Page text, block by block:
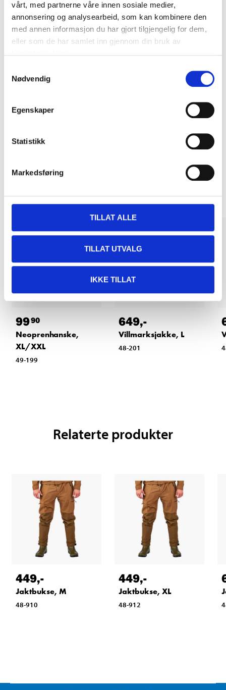
vårt, med partnerne våre innen sosiale medier,
annonsering og analysearbeid, som kan kombinere den
med annen informasjon du har gjort tilgjengelig for dem,
eller som de har samlet inn gjennom din bruk av
Nødvendig
Egenskaper
Statistikk
Markedsføring
TILLAT ALLE
TILLAT UTVALG
IKKE TILLAT
Biltemakortet
DEL OPP DIN BETALING
Andre kunder har også kjøpt
9990
Neoprenhanske,
XL/XXL
49-199
649,-
Villmarksjakke, L
48-201
Relaterte produkter
449,-
Jaktbukse, M
48-910
449,-
Jaktbukse, XL
48-912